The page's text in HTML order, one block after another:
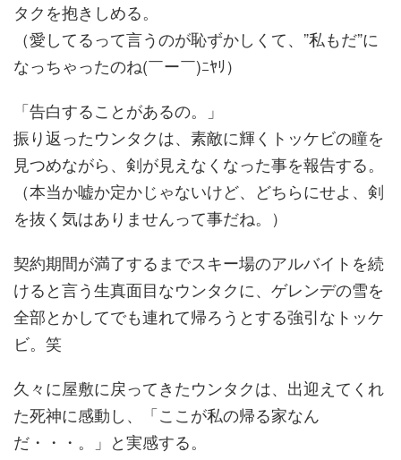
タクを抱きしめる。
（愛してるって言うのが恥ずかしくて、”私もだ”に
なっちゃったのね(￣ー￣)ﾆﾔﾘ）
「告白することがあるの。」
振り返ったウンタクは、素敵に輝くトッケビの瞳を
見つめながら、剣が見えなくなった事を報告する。
（本当か嘘か定かじゃないけど、どちらにせよ、剣
を抜く気はありませんって事だね。）
契約期間が満了するまでスキー場のアルバイトを続
けると言う生真面目なウンタクに、ゲレンデの雪を
全部とかしてでも連れて帰ろうとする強引なトッケ
ビ。笑
久々に屋敷に戻ってきたウンタクは、出迎えてくれ
た死神に感動し、「ここが私の帰る家なん
だ・・・。」と実感する。